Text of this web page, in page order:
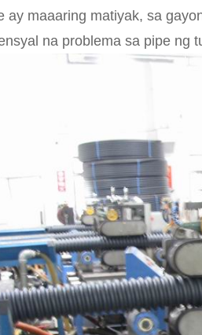
ay maaaring matiyak, sa
na problema sa pipe ng